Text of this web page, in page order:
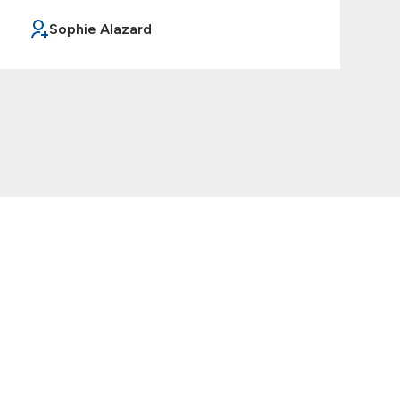
Sophie Alazard